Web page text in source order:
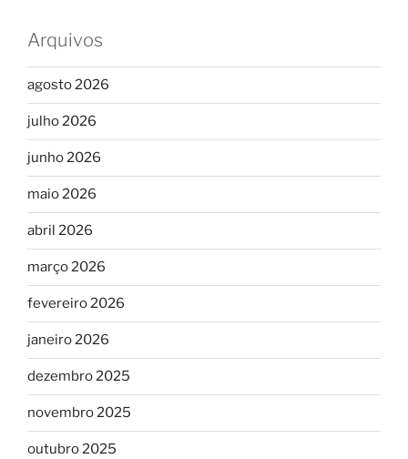
Arquivos
agosto 2026
julho 2026
junho 2026
maio 2026
abril 2026
março 2026
fevereiro 2026
janeiro 2026
dezembro 2025
novembro 2025
outubro 2025